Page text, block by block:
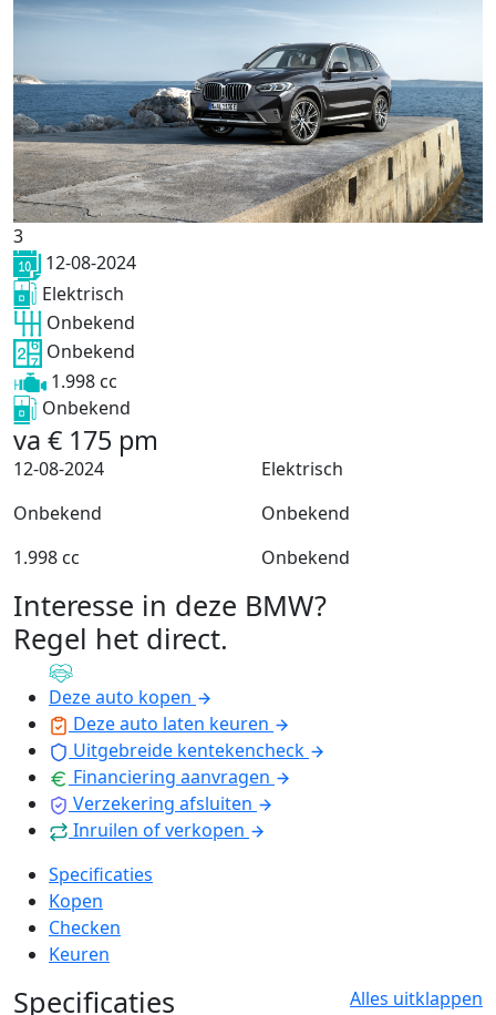
3
12-08-2024
Elektrisch
Onbekend
Onbekend
1.998 cc
Onbekend
va € 175 pm
12-08-2024
Elektrisch
Onbekend
Onbekend
1.998 cc
Onbekend
Interesse in deze BMW?
Regel het direct.
Deze auto kopen
Deze auto laten keuren
Uitgebreide kentekencheck
Financiering aanvragen
Verzekering afsluiten
Inruilen of verkopen
Specificaties
Kopen
Checken
Keuren
Specificaties Alles uitklappen